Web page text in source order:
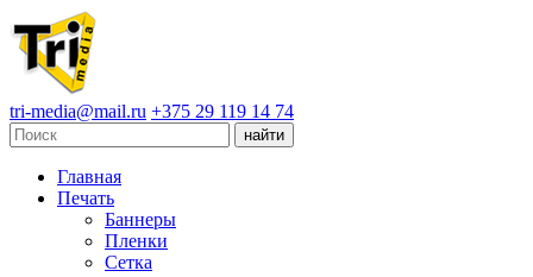
tri-media@mail.ru +375 29 119 14 74
Главная
Печать
Баннеры
Пленки
Сетка